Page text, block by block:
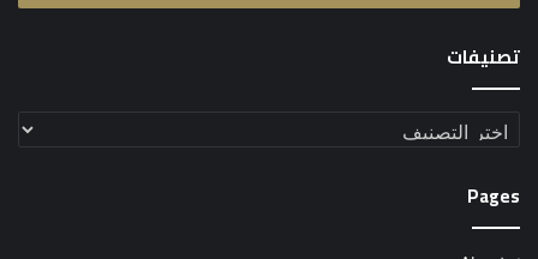
تصنيفات
تصنيفات
Pages